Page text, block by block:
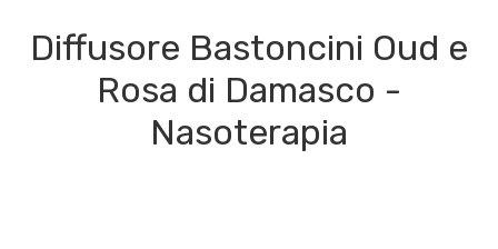
Diffusore Bastoncini Oud e
Rosa di Damasco -
Nasoterapia